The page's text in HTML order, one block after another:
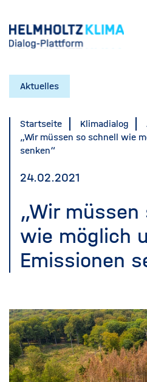
zum
Inhalt
Aktuelles
Startseite Klimadialog
„Wir müssen so schnell wie
senken“
24.02.2021
„Wir
wie möglich
Emissionen